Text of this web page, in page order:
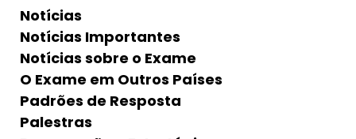
Notícias
Notícias Importantes
Notícias sobre o Exame
O Exame em Outros Países
Padrões de Resposta
Palestras